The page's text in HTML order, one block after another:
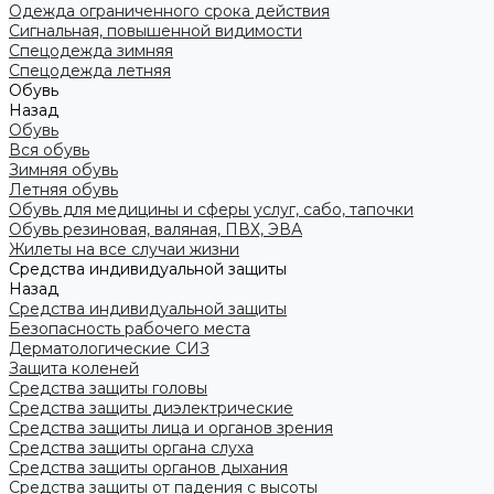
Одежда ограниченного срока действия
Сигнальная, повышенной видимости
Спецодежда зимняя
Спецодежда летняя
Обувь
Назад
Обувь
Вся обувь
Зимняя обувь
Летняя обувь
Обувь для медицины и сферы услуг, сабо, тапочки
Обувь резиновая, валяная, ПВХ, ЭВА
Жилеты на все случаи жизни
Средства индивидуальной защиты
Назад
Средства индивидуальной защиты
Безопасность рабочего места
Дерматологические СИЗ
Защита коленей
Средства защиты головы
Средства защиты диэлектрические
Средства защиты лица и органов зрения
Средства защиты органа слуха
Средства защиты органов дыхания
Средства защиты от падения с высоты